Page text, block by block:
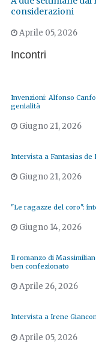
considerazioni
Aprile 05, 2026
Incontri
Invenzioni: Alfonso
genialità
Giugno 21, 2026
Intervista a Fantasias de
Giugno 21, 2026
"Le ragazze del coro":
Giugno 14, 2026
Il romanzo di
ben confezionato
Aprile 26, 2026
Intervista a Irene
Aprile 05, 2026